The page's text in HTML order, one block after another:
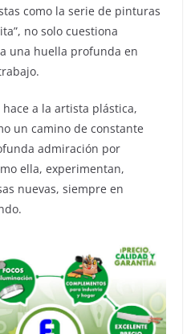
como la serie de pinturas
no solo cuestiona
una huella profunda en
a la artista plástica,
un camino de constante
admiración por
ella, experimentan,
nuevas, siempre en